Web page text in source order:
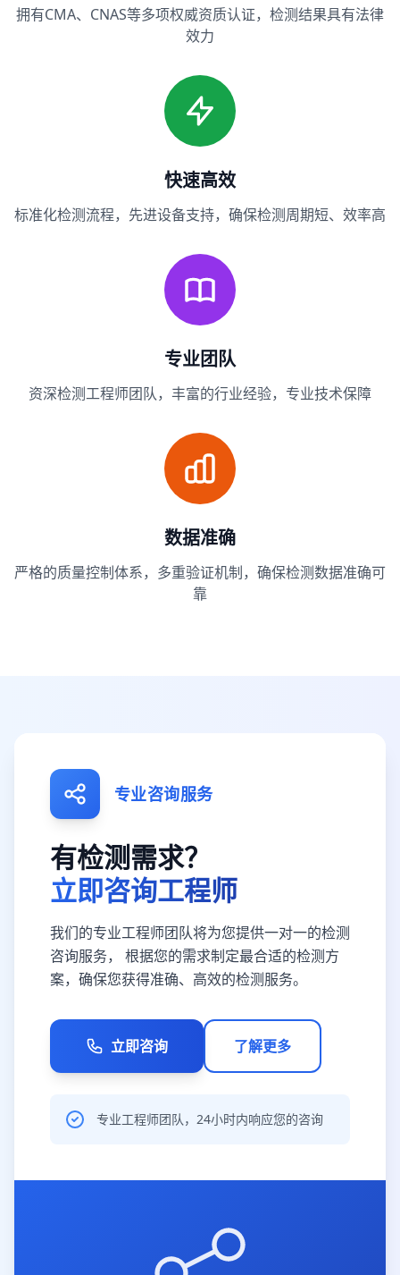
拥有CMA、CNAS等多项权威资质认证，检测结果具有法律
效力
快速高效
标准化检测流程，先进设备支持，确保检测周期短、效率高
专业团队
资深检测工程师团队，丰富的行业经验，专业技术保障
数据准确
严格的质量控制体系，多重验证机制，确保检测数据准确可
靠
专业咨询服务
有检测需求？
立即咨询工程师
我们的专业工程师团队将为您提供一对一的检测
咨询服务， 根据您的需求制定最合适的检测方
案，确保您获得准确、高效的检测服务。
立即咨询 了解更多
专业工程师团队，24小时内响应您的咨询